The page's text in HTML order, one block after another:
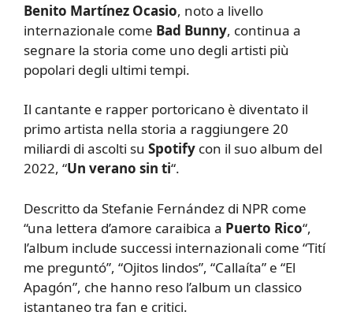
Benito Martínez Ocasio, noto a livello
internazionale come Bad Bunny, continua a
segnare la storia come uno degli artisti più
popolari degli ultimi tempi.
Il cantante e rapper portoricano è diventato il
primo artista nella storia a raggiungere 20
miliardi di ascolti su Spotify con il suo album del
2022, “Un verano sin ti“.
Descritto da Stefanie Fernández di NPR come
“una lettera d’amore caraibica a Puerto Rico“,
l’album include successi internazionali come “Tití
me preguntó”, “Ojitos lindos”, “Callaíta” e “El
Apagón”, che hanno reso l’album un classico
istantaneo tra fan e critici.